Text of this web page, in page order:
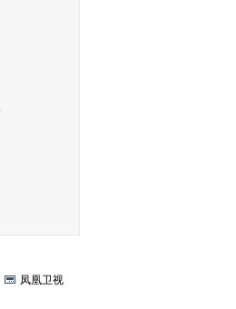
凤凰卫视